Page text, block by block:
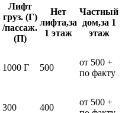
Лифт
груз. (Г)
/пассаж.
(П)
Нет
лифта,за
1 этаж
Частный
дом,за 1
этаж
1000 Г 500
от 500 +
по факту
300 400
от 500 +